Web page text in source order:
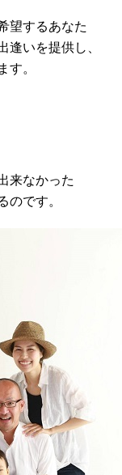
望するあなた
逢いを提供し、
す。
来なかった
のです。